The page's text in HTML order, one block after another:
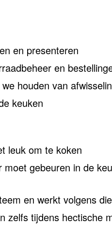
en presenteren
en
houden van
keuken
leuk om te koken
gebeuren in de
en werkt volgens
zelfs tijdens hectische